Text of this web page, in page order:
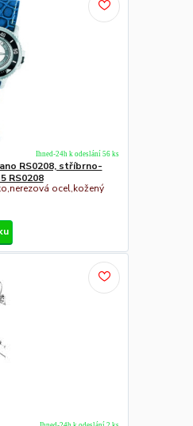
RS0208, stříbrno-
RS0208
ocel,kožený
Ihned-24h k odeslání 56 ks